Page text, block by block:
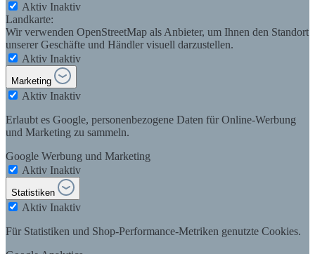
Aktiv Inaktiv
Landkarte:
Wir verwenden OpenStreetMap als Anbieter, um Ihnen den Standort
unserer Geschäfte und Händler visuell darzustellen.
Aktiv Inaktiv
Marketing
Aktiv Inaktiv
Erlaubt es Google, personenbezogene Daten für Online-Werbung
und Marketing zu sammeln.
Google Werbung und Marketing
Aktiv Inaktiv
Statistiken
Aktiv Inaktiv
Für Statistiken und Shop-Performance-Metriken genutzte Cookies.